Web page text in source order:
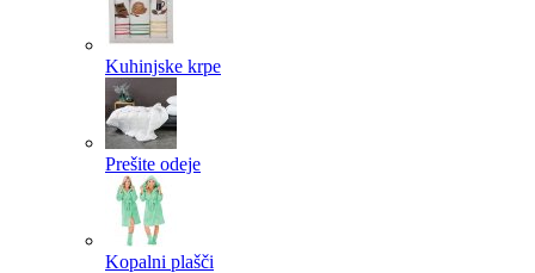
Kuhinjske krpe
Prešite odeje
Kopalni plašči